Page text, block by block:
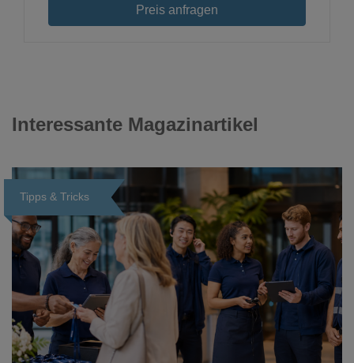
Preis anfragen
Interessante Magazinartikel
Tipps & Tricks
Loading...